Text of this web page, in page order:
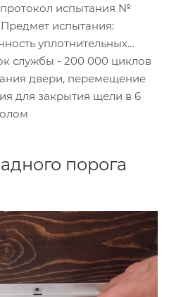
испытания №
Предмет испытания:
уплотнительных
службы - 200 000 циклов
двери, перемещение
для закрытия щели в 6
порога